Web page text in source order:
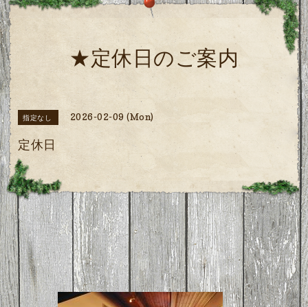
★定休日のご案内
指定なし 2026-02-09 (Mon)
定休日